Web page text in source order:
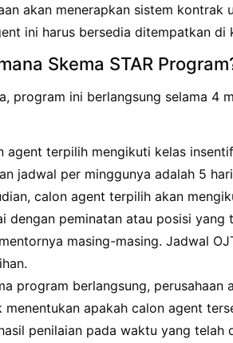
akan menerapkan sistem
ini harus bersedia ditempatkan
Skema STAR
program ini berlangsung selama 4
agent terpilih mengikuti kelas
jadwal per minggunya adalah 5
calon agent terpilih akan
dengan peminatan atau posisi
masing-masing. Jadwal
program berlangsung, perusahaan
menentukan apakah calon agent
penilaian pada waktu yang